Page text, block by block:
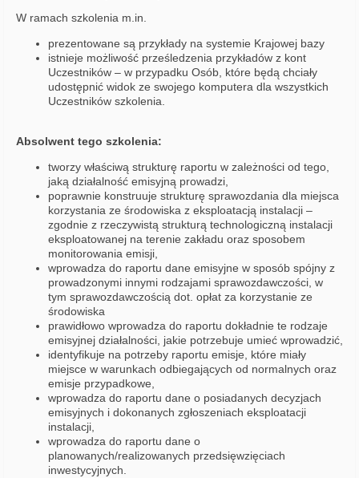
W ramach szkolenia m.in.
prezentowane są przykłady na systemie Krajowej bazy
istnieje możliwość prześledzenia przykładów z kont
Uczestników – w przypadku Osób, które będą chciały
udostępnić widok ze swojego komputera dla wszystkich
Uczestników szkolenia.
Absolwent tego szkolenia:
tworzy właściwą strukturę raportu w zależności od tego,
jaką działalność emisyjną prowadzi,
poprawnie konstruuje strukturę sprawozdania dla miejsca
korzystania ze środowiska z eksploatacją instalacji –
zgodnie z rzeczywistą strukturą technologiczną instalacji
eksploatowanej na terenie zakładu oraz sposobem
monitorowania emisji,
wprowadza do raportu dane emisyjne w sposób spójny z
prowadzonymi innymi rodzajami sprawozdawczości, w
tym sprawozdawczością dot. opłat za korzystanie ze
środowiska
prawidłowo wprowadza do raportu dokładnie te rodzaje
emisyjnej działalności, jakie potrzebuje umieć wprowadzić,
identyfikuje na potrzeby raportu emisje, które miały
miejsce w warunkach odbiegających od normalnych oraz
emisje przypadkowe,
wprowadza do raportu dane o posiadanych decyzjach
emisyjnych i dokonanych zgłoszeniach eksploatacji
instalacji,
wprowadza do raportu dane o
planowanych/realizowanych przedsięwzięciach
inwestycyjnych.